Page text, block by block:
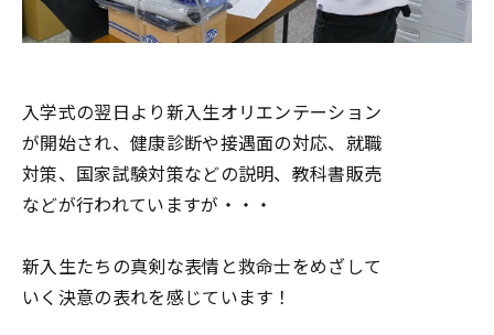
入学式の翌日より新入生オリエンテーション
が開始され、健康診断や接遇面の対応、就職
対策、国家試験対策などの説明、教科書販売
などが行われていますが・・・
新入生たちの真剣な表情と救命士をめざして
いく決意の表れを感じています！